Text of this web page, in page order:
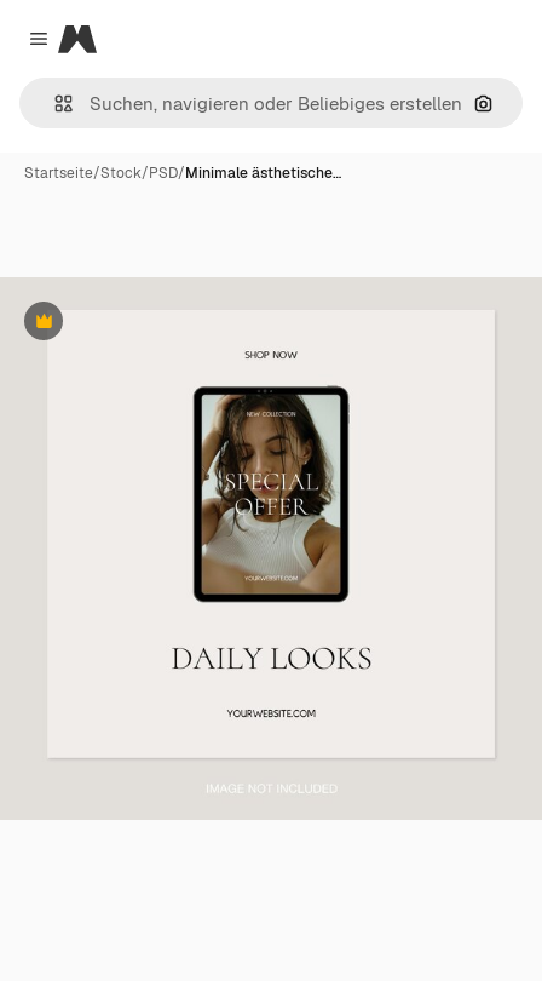
Close menu
Magnific
Nach
Startseite/Stock/PSD/Minimale ästhetische…
Premium